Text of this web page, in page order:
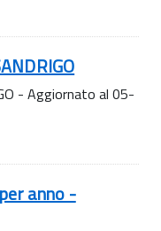
- Aggiornato al 05-
anno -